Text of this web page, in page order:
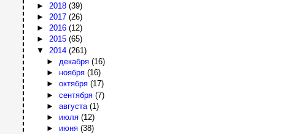
► 2018(39)
► 2017(26)
►2016(12)
►2015(65)
▼ 2014(261)
► декабря (16)
► ноября (16)
► октября (17)
► сентября (7)
► августа (1)
► июля (12)
► июня (38)